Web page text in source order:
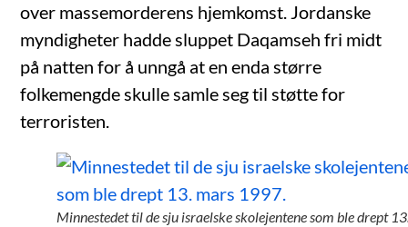
over massemorderens hjemkomst. Jordanske
myndigheter hadde sluppet Daqamseh fri midt
på natten for å unngå at en enda større
folkemengde skulle samle seg til støtte for
terroristen.
Minnestedet til de sju israelske skolejentene som ble drept